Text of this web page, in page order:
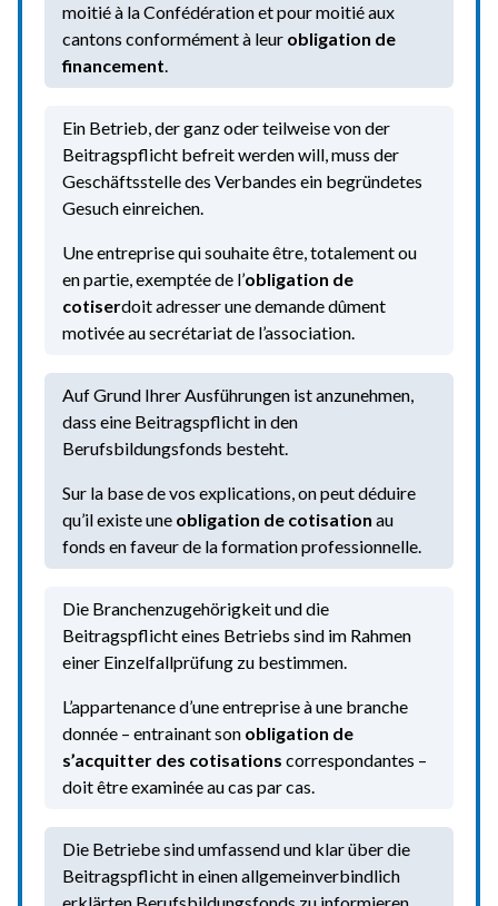
moitié à la Confédération et pour moitié aux
cantons conformément à leur obligation de
financement.
Ein Betrieb, der ganz oder teilweise von der
Beitragspflicht befreit werden will, muss der
Geschäftsstelle des Verbandes ein begründetes
Gesuch einreichen.
Une entreprise qui souhaite être, totalement ou
en partie, exemptée de l’obligation de
cotiserdoit adresser une demande dûment
motivée au secrétariat de l’association.
Auf Grund Ihrer Ausführungen ist anzunehmen,
dass eine Beitragspflicht in den
Berufsbildungsfonds besteht.
Sur la base de vos explications, on peut déduire
qu’il existe une obligation de cotisation au
fonds en faveur de la formation professionnelle.
Die Branchenzugehörigkeit und die
Beitragspflicht eines Betriebs sind im Rahmen
einer Einzelfallprüfung zu bestimmen.
L’appartenance d’une entreprise à une branche
donnée – entrainant son obligation de
s’acquitter des cotisations correspondantes –
doit être examinée au cas par cas.
Die Betriebe sind umfassend und klar über die
Beitragspflicht in einen allgemeinverbindlich